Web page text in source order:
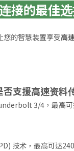
接的最佳
您的智慧装置享受高
支援高速资料
3/4，最高可
技术，最高可达